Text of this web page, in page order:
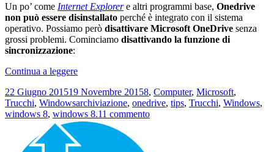
Un po’ come Internet Explorere altri programmi base, Onedrive
non può essere disinstallato perché è integrato con il sistema
operativo. Possiamo però disattivare Microsoft OneDrive senza
grossi problemi. Cominciamo disattivando la funzione di
sincronizzazione:
Continua a leggereCome
Microsoft
OneDrive
in
Windows
Scritto
il
22 Giugno 201519 Novembre 2015Categorie
8, Computer, Microsoft,
Trucchi, WindowsTag
archiviazione, onedrive, tips, Trucchi, Windows,
windows 8, windows 8.11 commentosu